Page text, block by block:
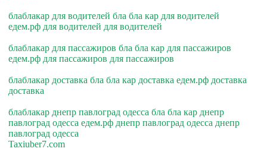
блаблакар для водителей бла бла кар для водителей
едем.рф для водителей для водителей
блаблакар для пассажиров бла бла кар для пассажиров
едем.рф для пассажиров для пассажиров
блаблакар доставка бла бла кар доставка едем.рф доставка
доставка
блаблакар днепр павлоград одесса бла бла кар днепр
павлоград одесса едем.рф днепр павлоград одесса днепр
павлоград одесса
Taxiuber7.com